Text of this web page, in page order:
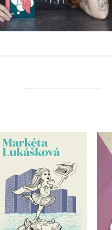
InTyMně
Markéta Lukášková